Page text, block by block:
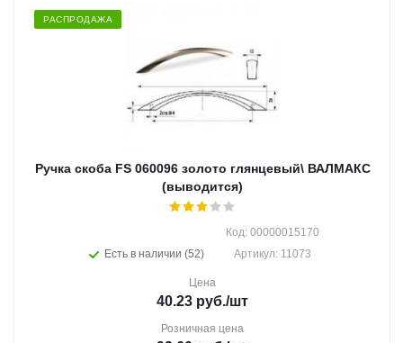
РАСПРОДАЖА
Ручка скоба FS 060096 золото глянцевый\ ВАЛМАКС
(выводится)
Есть в наличии (52)
Код: 00000015170
Артикул: 11073
Цена
40.23 руб./шт
Розничная цена